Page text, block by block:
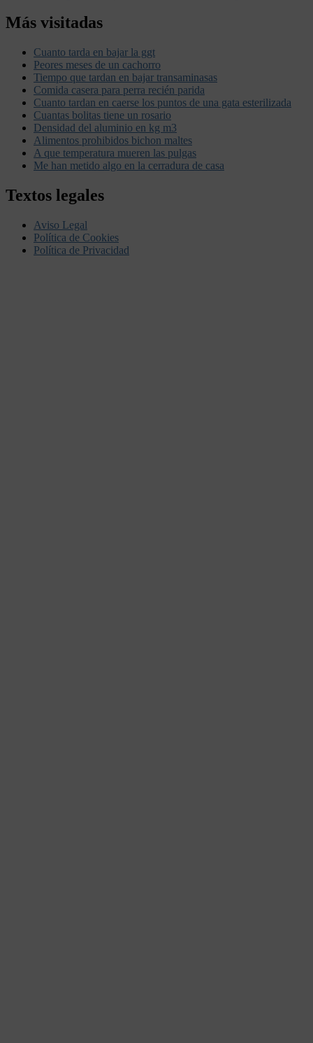
Más visitadas
Cuanto tarda en bajar la ggt
Peores meses de un cachorro
Tiempo que tardan en bajar transaminasas
Comida casera para perra recién parida
Cuanto tardan en caerse los puntos de una gata esterilizada
Cuantas bolitas tiene un rosario
Densidad del aluminio en kg m3
Alimentos prohibidos bichon maltes
A que temperatura mueren las pulgas
Me han metido algo en la cerradura de casa
Textos legales
Aviso Legal
Política de Cookies
Política de Privacidad